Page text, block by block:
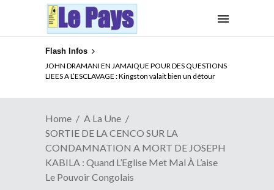
Flash Infos
JOHN DRAMANI EN JAMAIQUE POUR DES QUESTIONS
LIEES A L’ESCLAVAGE : Kingston valait bien un détour
Home
A La Une
SORTIE DE LA CENCO SUR LA
CONDAMNATION A MORT DE JOSEPH
KABILA : Quand L’Eglise Met Mal À L’aise
Le Pouvoir Congolais